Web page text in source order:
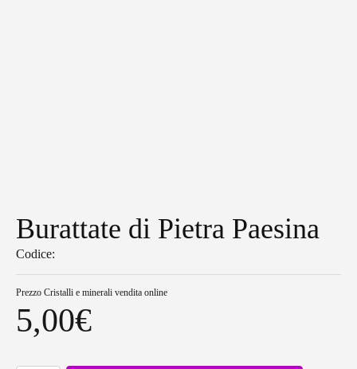
Burattate di Pietra Paesina
Codice:
Prezzo Cristalli e minerali vendita online
5,00€